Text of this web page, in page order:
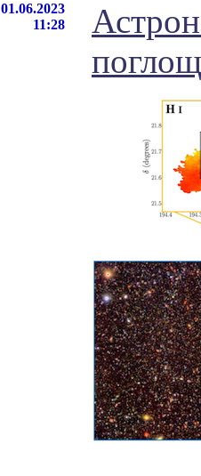
01.06.2023
11:28